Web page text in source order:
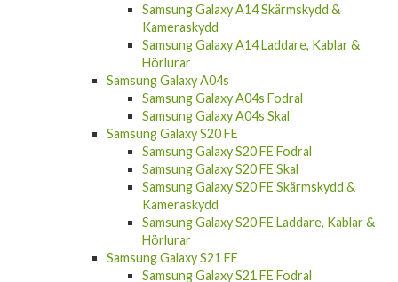
Samsung Galaxy A14 Skärmskydd &
Kameraskydd
Samsung Galaxy A14 Laddare, Kablar &
Hörlurar
Samsung Galaxy A04s
Samsung Galaxy A04s Fodral
Samsung Galaxy A04s Skal
Samsung Galaxy S20 FE
Samsung Galaxy S20 FE Fodral
Samsung Galaxy S20 FE Skal
Samsung Galaxy S20 FE Skärmskydd &
Kameraskydd
Samsung Galaxy S20 FE Laddare, Kablar &
Hörlurar
Samsung Galaxy S21 FE
Samsung Galaxy S21 FE Fodral